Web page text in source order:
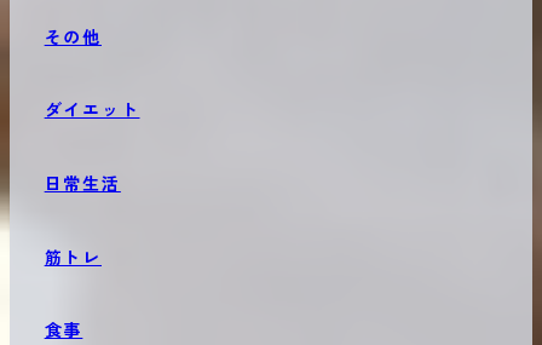
その他
ダイエット
日常生活
筋トレ
食事